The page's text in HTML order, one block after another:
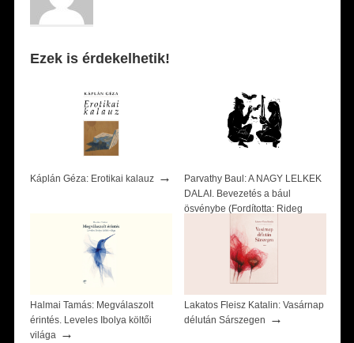
Ezek is érdekelhetik!
Káplán Géza: Erotikai kalauz→
Parvathy Baul: A NAGY LELKEK
DALAI. Bevezetés a bául
ösvénybe (Fordította: Rideg
Halmai Tamás: Megválaszolt
érintés. Leveles Ibolya költői
világa→
Lakatos Fleisz Katalin: Vasárnap
délután Sárszegen
→